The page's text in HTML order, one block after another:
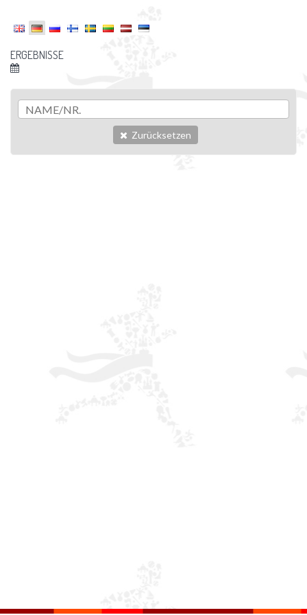
ERGEBNISSE
Zurücksetzen